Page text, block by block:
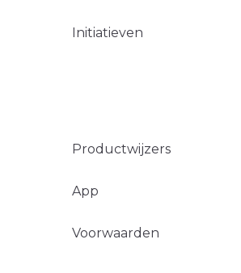
Initiatieven
Productwijzers
App
Voorwaarden